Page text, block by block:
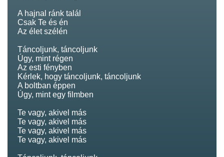
A hajnal ránk talál
Csak Te és én
Az élet szélén
Táncoljunk, táncoljunk
Úgy, mint régen
Az esti fényben
Kérlek, hogy táncoljunk, táncoljunk
A boltban éppen
Úgy, mint egy filmben
Te vagy, akivel más
Te vagy, akivel más
Te vagy, akivel más
Te vagy, akivel más